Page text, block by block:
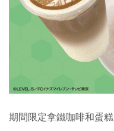
期間限定拿鐵咖啡和蛋糕